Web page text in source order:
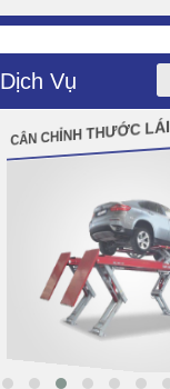
Dịch Vụ
CÂN CHỈNH THƯỚC LÁI